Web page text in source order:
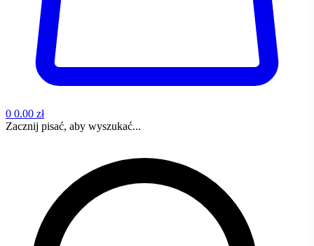
0 0.00 zł
Zacznij pisać, aby wyszukać...